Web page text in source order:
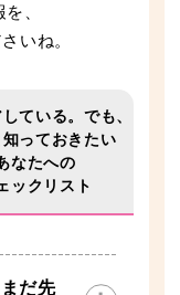
、
いね。
している。でも、
知っておきたい
なたへの
ックリスト
だ先